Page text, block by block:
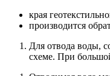
края
производится
Для отвода воды,
схеме. При